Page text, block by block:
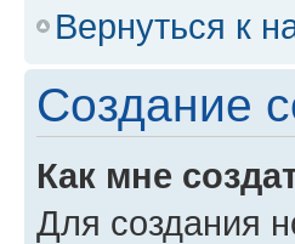
Вернуться к
Создание
Как мне
Для создания